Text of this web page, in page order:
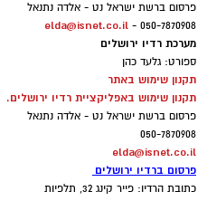
פרסום ברשת ישראל נט - אלדה נתנאל
050-7870908 -
elda@isnet.co.il
מערכת רדיו ירושלים
ספורט: גלעד כהן
תקנון שימוש באתר
תקנון שימוש באפליקציית רדיו ירושלים.
פרסום ברשת ישראל נט - אלדה נתנאל
050-7870908
elda@isnet.co.il
פרסום ברדיו ירושלים
כתובת הרדיו: פייר קינג 32, תלפיות